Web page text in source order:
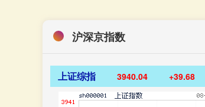
沪深京指数
上证综指 3940.04 +39.68